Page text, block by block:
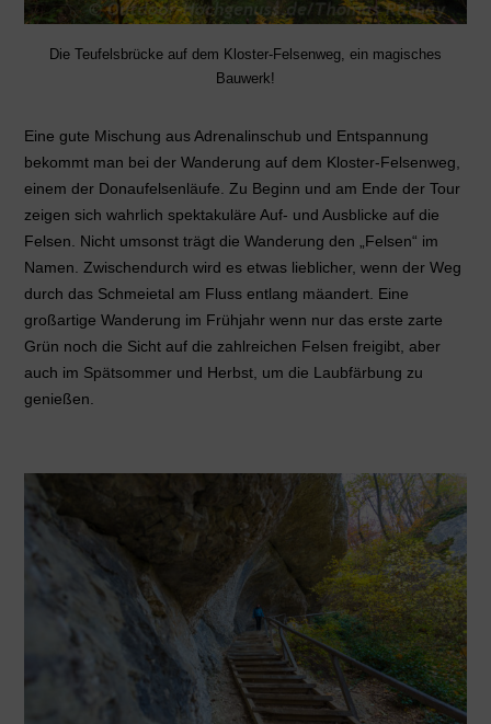
Die Teufelsbrücke auf dem Kloster-Felsenweg, ein magisches
Bauwerk!
Eine gute Mischung aus Adrenalinschub und Entspannung
bekommt man bei der Wanderung auf dem Kloster-Felsenweg,
einem der Donaufelsenläufe. Zu Beginn und am Ende der Tour
zeigen sich wahrlich spektakuläre Auf- und Ausblicke auf die
Felsen. Nicht umsonst trägt die Wanderung den „Felsen“ im
Namen. Zwischendurch wird es etwas lieblicher, wenn der Weg
durch das Schmeietal am Fluss entlang mäandert. Eine
großartige Wanderung im Frühjahr wenn nur das erste zarte
Grün noch die Sicht auf die zahlreichen Felsen freigibt, aber
auch im Spätsommer und Herbst, um die Laubfärbung zu
genießen.